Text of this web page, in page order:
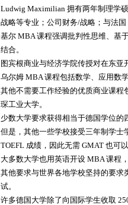
Ludwig Maximilian 拥有两年制理学
战略等专业；公司财务/战略；与法
基尔 MBA 课程强调批判性思维、基
结合。
图宾根商业与经济学院传授对在东亚
乌尔姆 MBA 课程包括数学、应用数
其他不需要工作经验的优质商业课程
琛工业大学。
少数大学要求获得相当于德国学位的
但是，其他一些学校接受三年制学士
TOEFL 成绩，因此无需 GMAT 也可以
大多数大学也用英语开设 MBA 课程
其他要求与世界各地学校坚持的要
试。
许多德国大学除了向国际学生收取